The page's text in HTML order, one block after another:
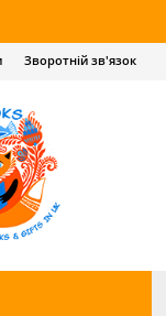
Зворотній зв'язок